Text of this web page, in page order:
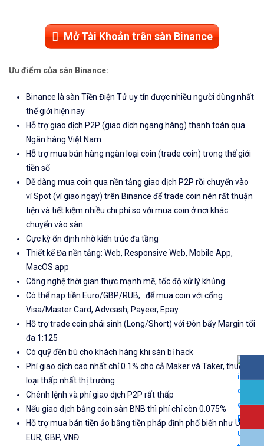
Mở Tài Khoản trên sàn Binance
Ưu điểm của sàn Binance:
Binance là sàn Tiền Điện Tử uy tín được nhiều người dùng nhất
thế giới hiện nay
Hỗ trợ giao dịch P2P (giao dịch ngang hàng) thanh toán qua
Ngân hàng Việt Nam
Hỗ trợ mua bán hàng ngàn loại coin (trade coin) trong thế giới
tiền số
Dễ dàng mua coin qua nền tảng giao dịch P2P rồi chuyển vào
ví Spot (ví giao ngay) trên Binance để trade coin nên rất thuận
tiện và tiết kiệm nhiều chi phí so với mua coin ở nơi khác
chuyển vào sàn
Cực kỳ ổn định nhờ kiến trúc đa tầng
Thiết kế Đa nền tảng: Web, Responsive Web, Mobile App,
MacOS app
Công nghệ thời gian thực mạnh mẽ, tốc độ xử lý khủng
Có thể nạp tiền Euro/GBP/RUB,...để mua coin với cổng
Visa/Master Card, Advcash, Payeer, Epay
Hỗ trợ trade coin phái sinh (Long/Short) với Đòn bẩy Margin tối
đa 1:125
Có quỹ đền bù cho khách hàng khi sàn bị hack
Phí giao dịch cao nhất chỉ 0.1% cho cả Maker và Taker, thuộc
loại thấp nhất thị trường
Chênh lệnh và phí giao dịch P2P rất thấp
Nếu giao dịch bằng coin sàn BNB thì phí chỉ còn 0.075%
Hỗ trợ mua bán tiền ảo bằng tiền pháp định phổ biến như USD,
EUR, GBP, VNĐ